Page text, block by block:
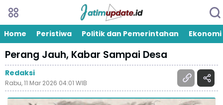
Home Peristiwa Politik dan Pemerintahan Ekonomi
Perang Jauh, Kabar Sampai Desa
Redaksi
Rabu, 11 Mar 2026 04:01 WIB